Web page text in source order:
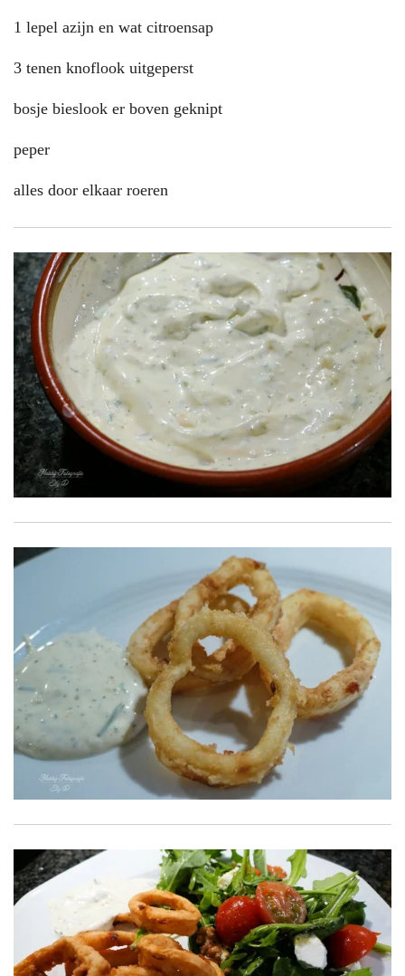
1 lepel azijn en wat citroensap
3 tenen knoflook uitgeperst
bosje bieslook er boven geknipt
peper
alles door elkaar roeren